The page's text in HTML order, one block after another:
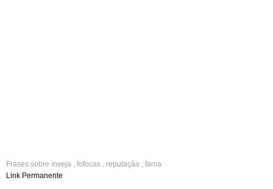
Frases sobre inveja , fofocas , reputação , fama
Link Permanente